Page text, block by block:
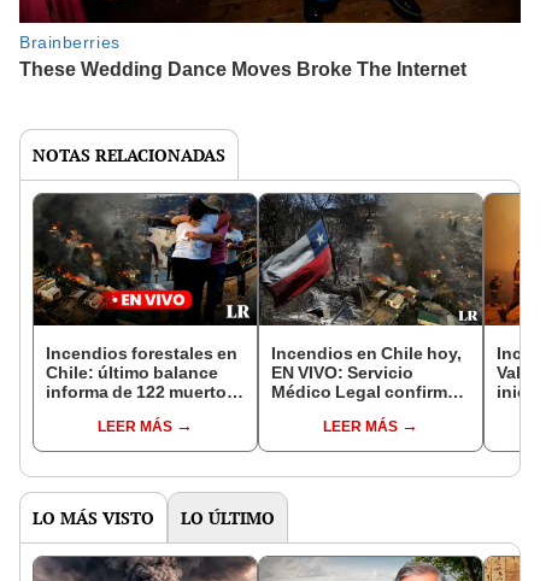
NOTAS RELACIONADAS
Incendios forestales en
Chile: último balance
informa de 122 muertos
siniestrosLEER MÁS
Incendios en Chile hoy,
EN VIVO: Servicio
Médico Legal confirma
debido a los incendios
forestales
LEER MÁS
LO MÁS VISTO LO ÚLTIMO